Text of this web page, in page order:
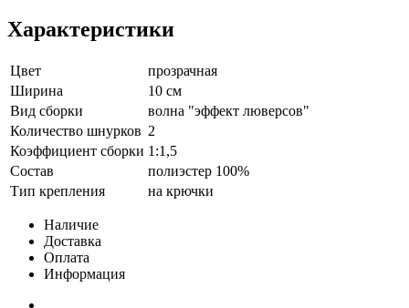
Характеристики
Цвет
прозрачная
Ширина
10 см
Вид сборки
волна "эффект люверсов"
Количество шнурков 2
Коэффициент сборки 1:1,5
Состав
полиэстер 100%
Тип крепления
на крючки
Наличие
Доставка
Оплата
Информация